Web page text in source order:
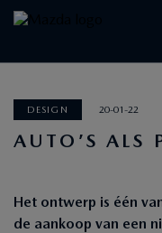
DESIGN 20-01-22
AUTO’S ALS
Het ontwerp is één
de aankoop van een